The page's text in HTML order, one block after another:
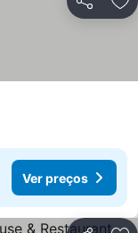
Partilhar
Ver preços